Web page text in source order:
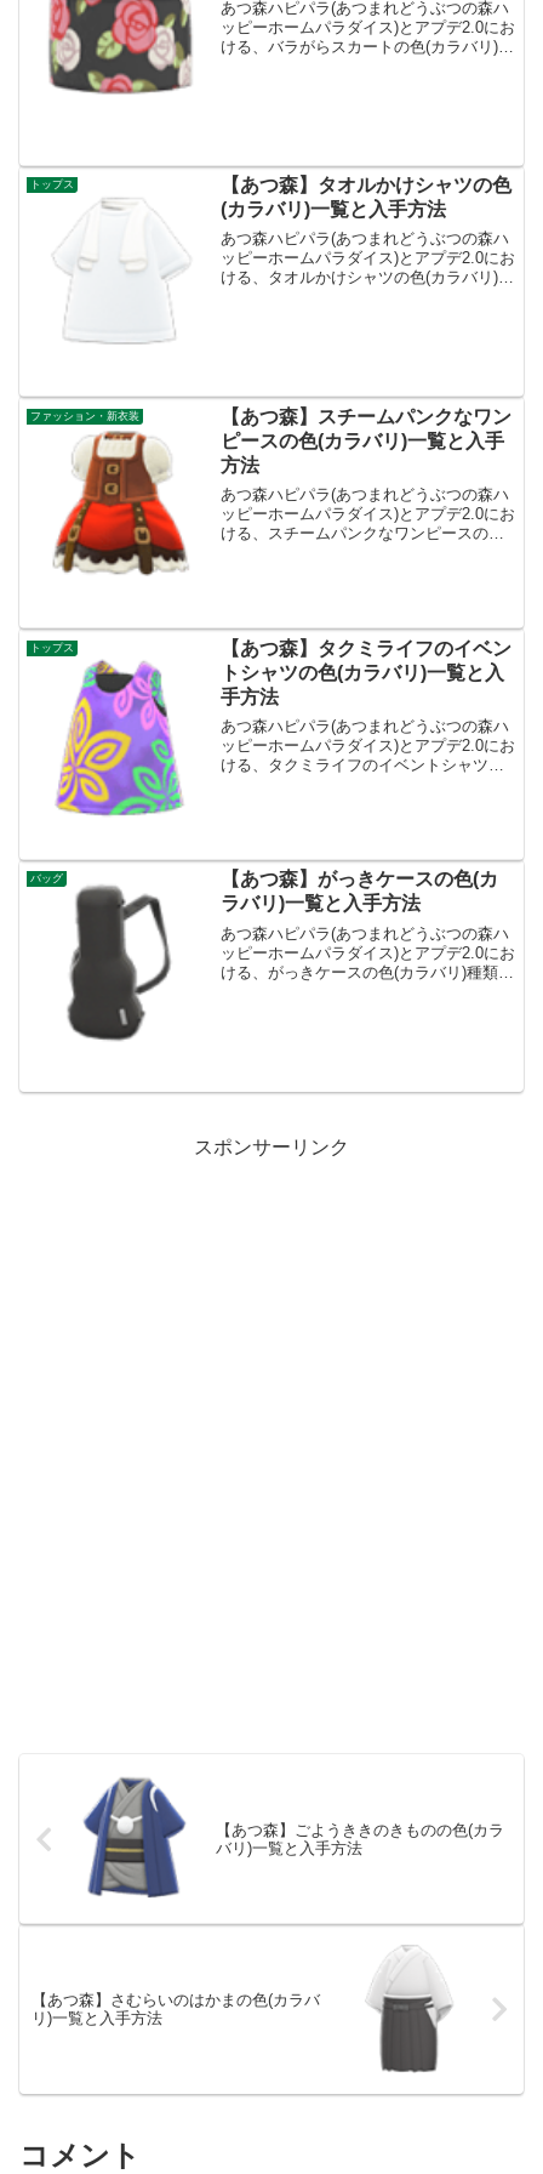
あつ森ハピパラ(あつまれどうぶつの森ハ
ッピーホームパラダイス)とアプデ2.0にお
ける、バラがらスカートの色(カラバリ)種
トップス
【あつ森】タオルかけシャツの色
(カラバリ)一覧と入手方法
あつ森ハピパラ(あつまれどうぶつの森ハ
ッピーホームパラダイス)とアプデ2.0にお
ける、タオルかけシャツの色(カラバリ)種
ファッション・新衣装
【あつ森】スチームパンクなワン
ピースの色(カラバリ)一覧と入手
方法
あつ森ハピパラ(あつまれどうぶつの森ハ
ッピーホームパラダイス)とアプデ2.0にお
ける、スチームパンクなワンピースの色
トップス
【あつ森】タクミライフのイベン
トシャツの色(カラバリ)一覧と入
手方法
あつ森ハピパラ(あつまれどうぶつの森ハ
ッピーホームパラダイス)とアプデ2.0にお
ける、タクミライフのイベントシャツの
バッグ
【あつ森】がっきケースの色(カ
ラバリ)一覧と入手方法
あつ森ハピパラ(あつまれどうぶつの森ハ
ッピーホームパラダイス)とアプデ2.0にお
ける、がっきケースの色(カラバリ)種類一
スポンサーリンク
【あつ森】ごようききのきものの色(カラ
バリ)一覧と入手方法
【あつ森】さむらいのはかまの色(カラバ
リ)一覧と入手方法
コメント